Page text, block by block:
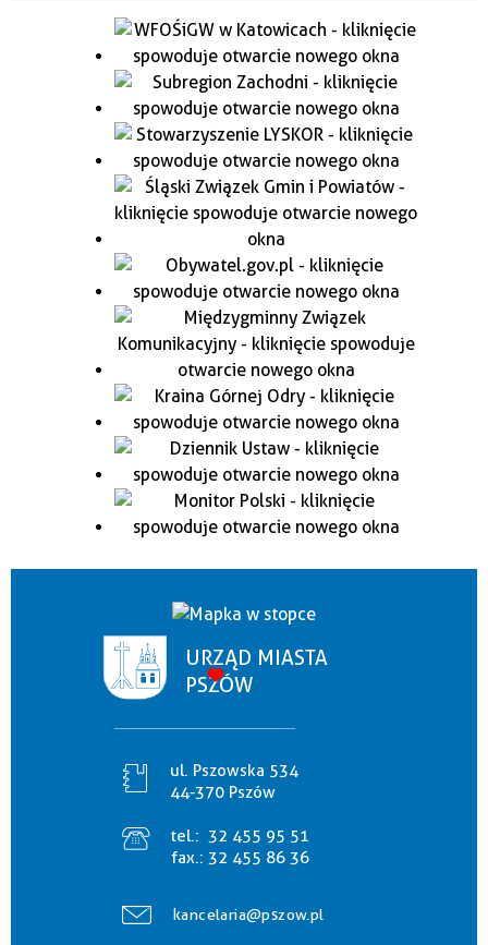
URZĄD MIASTA
PSZÓW
ul. Pszowska 534
44-370 Pszów
tel.: 32 455 95 51
fax.: 32 455 86 36
kancelaria@pszow.pl